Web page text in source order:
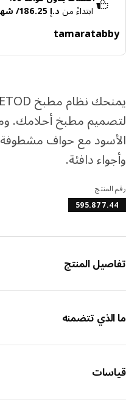
ابتداءً مند.إ 186.25/ شهرياً
tamara
المزيد عن تمارا
مع حواف مشطوفة،
دافئة.
المنتج
تتضمنه